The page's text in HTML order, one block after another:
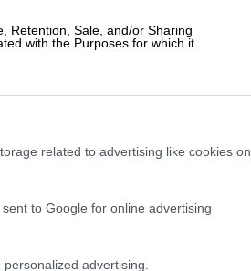
Retention, Sale, and/or Sharing
with the Purposes for which it
related to advertising like cookies on
to Google for online advertising
advertising.
η συνάντηση - Τι
για τις
για τα ΜΟΕ και οι